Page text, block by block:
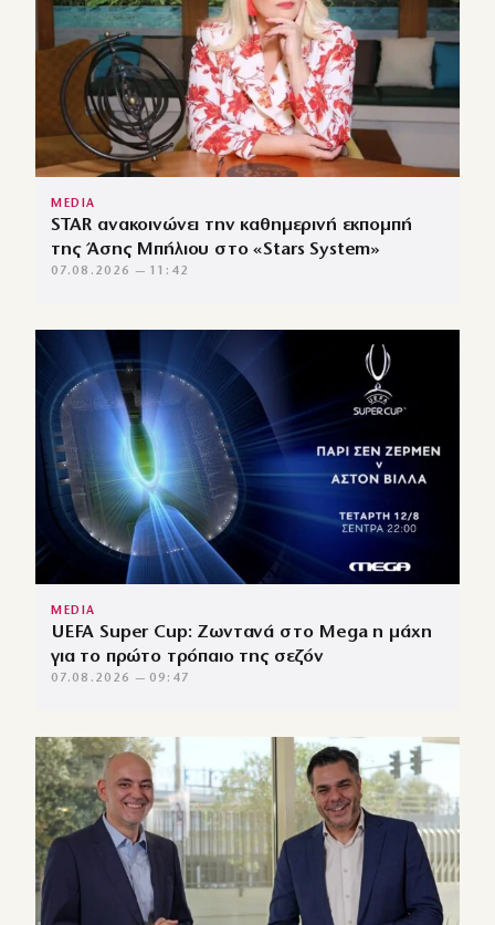
MEDIA
STAR ανακοινώνει την καθημερινή εκπομπή
της Άσης Μπήλιου στο «Stars System»
07.08.2026 — 11:42
MEDIA
UEFA Super Cup: Ζωντανά στο Mega η μάχη
για το πρώτο τρόπαιο της σεζόν
07.08.2026 — 09:47